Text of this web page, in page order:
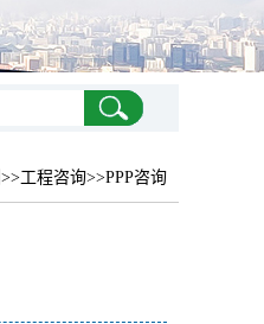
>>工程咨询>>PPP咨询